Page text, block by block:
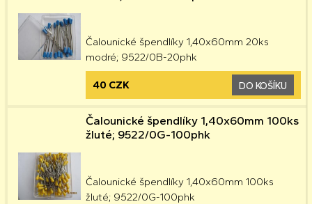
Čalounické špendlíky 1,40x60mm 20ks
modré; 9522/0B-20phk
40 CZK DO KOŠÍKU
Čalounické špendlíky 1,40x60mm 100ks
žluté; 9522/0G-100phk
Čalounické špendlíky 1,40x60mm 100ks
žluté; 9522/0G-100phk